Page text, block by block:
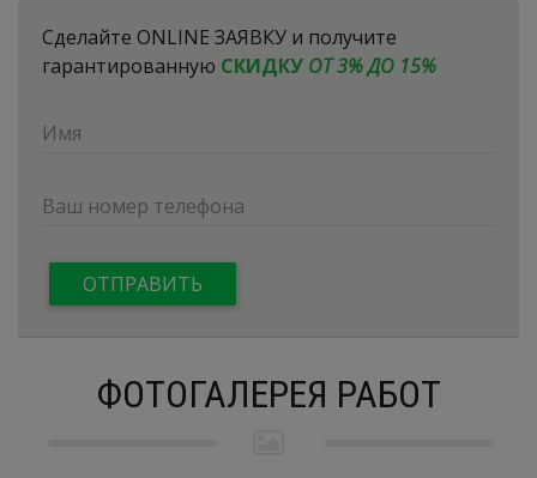
Сделайте ONLINE ЗАЯВКУ и получите
гарантированную СКИДКУ ОТ 3% ДО 15%
ФОТОГАЛЕРЕЯ РАБОТ